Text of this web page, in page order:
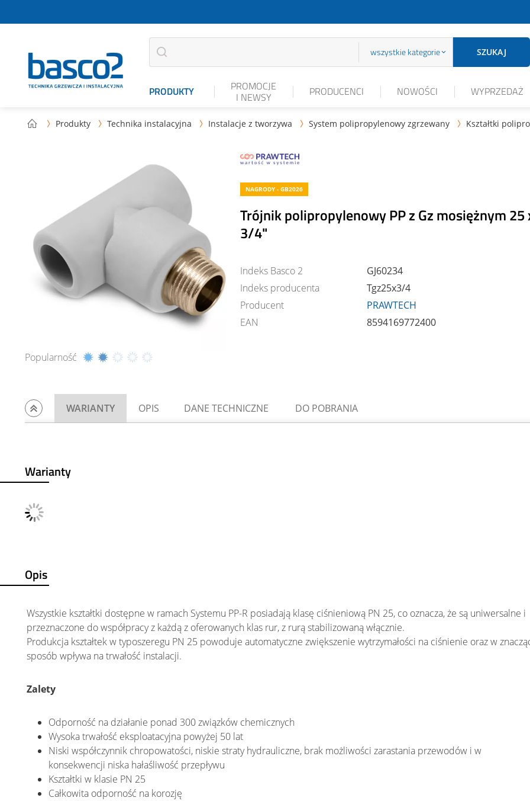
wszystkie kategorie SZUKAJ
PRODUKTY PROMOCJE
I NEWSY PRODUCENCI NOWOŚCI WYPRZEDAŻ
 Produkty  Technika instalacyjna  Instalacje z tworzywa  System polipropylenowy zgrzewany  Kształtki
Popularność
NAGRODY - GB2026
Trójnik polipropylenowy PP z Gz mosiężnym 25
3/4"
Indeks Basco 2
GJ60234
Indeks producenta
Tgz25x3/4
Producent
PRAWTECH
EAN
8594169772400
WARIANTY OPIS DANE TECHNICZNE DO POBRANIA
Warianty
Opis
Wszystkie kształtki dostępne w ramach Systemu PP-R posiadają klasę ciśnieniową PN 25, co oznacza, że są uniwersalne i
przeznaczone do współpracy z każdą z oferowanych klas rur, z rurą stabilizowaną włącznie.
Produkcja kształtek w typoszeregu PN 25 powoduje automatyczne zwiększenie wytrzymałości na ciśnienie oraz w
sposób wpływa na trwałość instalacji.
Zalety
Odporność na działanie ponad 300 związków chemicznych
Wysoka trwałość eksploatacyjna powyżej 50 lat
Niski współczynnik chropowatości, niskie straty hydrauliczne, brak możliwości zarastania przewodów i w
konsekwencji niska hałaśliwość przepływu
Kształtki w klasie PN 25
Całkowita odporność na korozję